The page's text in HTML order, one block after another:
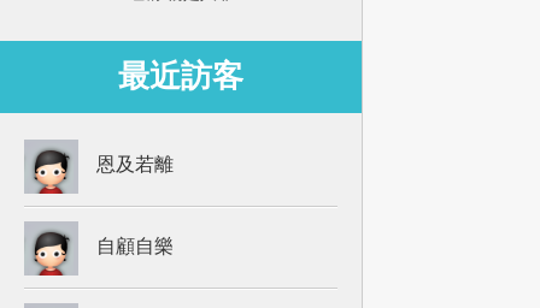
最近訪客
恩及若離
自顧自樂